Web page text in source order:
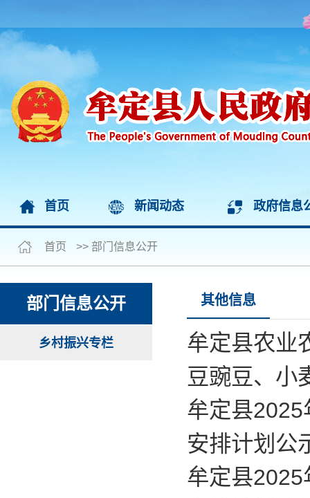
首页 新闻动态 政府信息
首页 >> 部门信息公开
部门信息公开
乡村振兴专栏
其他信息
牟定县农业
豆豌豆、小
牟定县
安排计划公
牟定县